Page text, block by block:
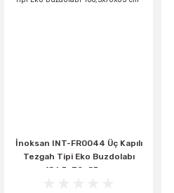
İnoksan INT-FR0044 Üç Kapılı
Tezgah Tipi Eko Buzdolabı
186,5x70x85 cm